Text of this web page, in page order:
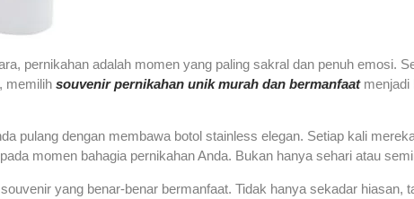
pernikahan adalah momen yang paling sakral dan penuh emosi.
memilih souvenir pernikahan unik murah dan bermanfaatmenjadi
pulang dengan membawa botol stainless elegan. Setiap kali
momen bahagia pernikahan Anda. Bukan hanya sehari atau
yang benar-benar bermanfaat. Tidak hanya sekadar